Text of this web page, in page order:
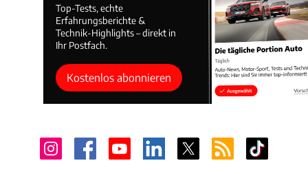
Top-Tests, echte
Erfahrungsberichte &
Technik-Highlights – direkt in
Ihr Postfach.
Kostenlos abonnieren